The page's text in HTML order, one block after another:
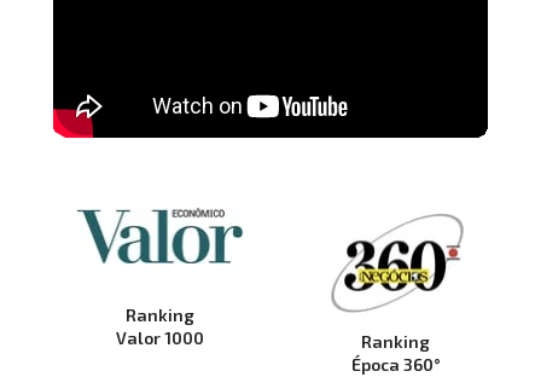
Ranking
Valor 1000
Ranking
Época 360°